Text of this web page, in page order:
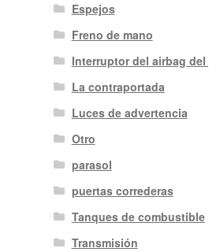
Espejos
Freno de mano
Interruptor del airbag del
La contraportada
Luces de advertencia
Otro
parasol
puertas correderas
Tanques de combustible
Transmisión